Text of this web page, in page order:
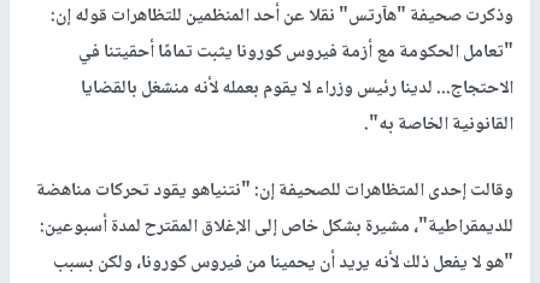
وذكرت صحيفة "هآرتس" نقلا عن أحد المنظمين للتظاهرات قوله إن:
"تعامل الحكومة مع أزمة فيروس كورونا يثبت تمامًا أحقيتنا في
الاحتجاج... لدينا رئيس وزراء لا يقوم بعمله لأنه منشغل بالقضايا
القانونية الخاصة به".
وقالت إحدى المتظاهرات للصحيفة إن: "نتنياهو يقود تحركات مناهضة
للديمقراطية"، مشيرة بشكل خاص إلى الإغلاق المقترح لمدة أسبوعين:
"هو لا يفعل ذلك لأنه يريد أن يحمينا من فيروس كورونا، ولكن بسبب